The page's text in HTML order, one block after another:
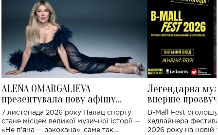
ALENA OMARGALIEVA
презентувала нову афішу
великого концерту в Палаці
спорту
7 листопада 2026 року Палац спорту
стане місцем великої музичної історії —
«Не пʼяна — закохана», саме так
Легендарна
вперше
Україні: де
B-Mall Fest
хедлайнера
2026 року на новій